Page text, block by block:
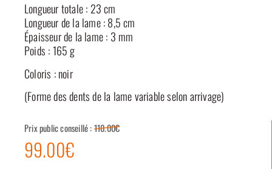
Longueur totale : 23 cm
Longueur de la lame : 8,5 cm
Épaisseur de la lame : 3 mm
Poids : 165 g
Coloris : noir
(Forme des dents de la lame variable selon arrivage)
Prix public conseillé :110.00€
99.00€